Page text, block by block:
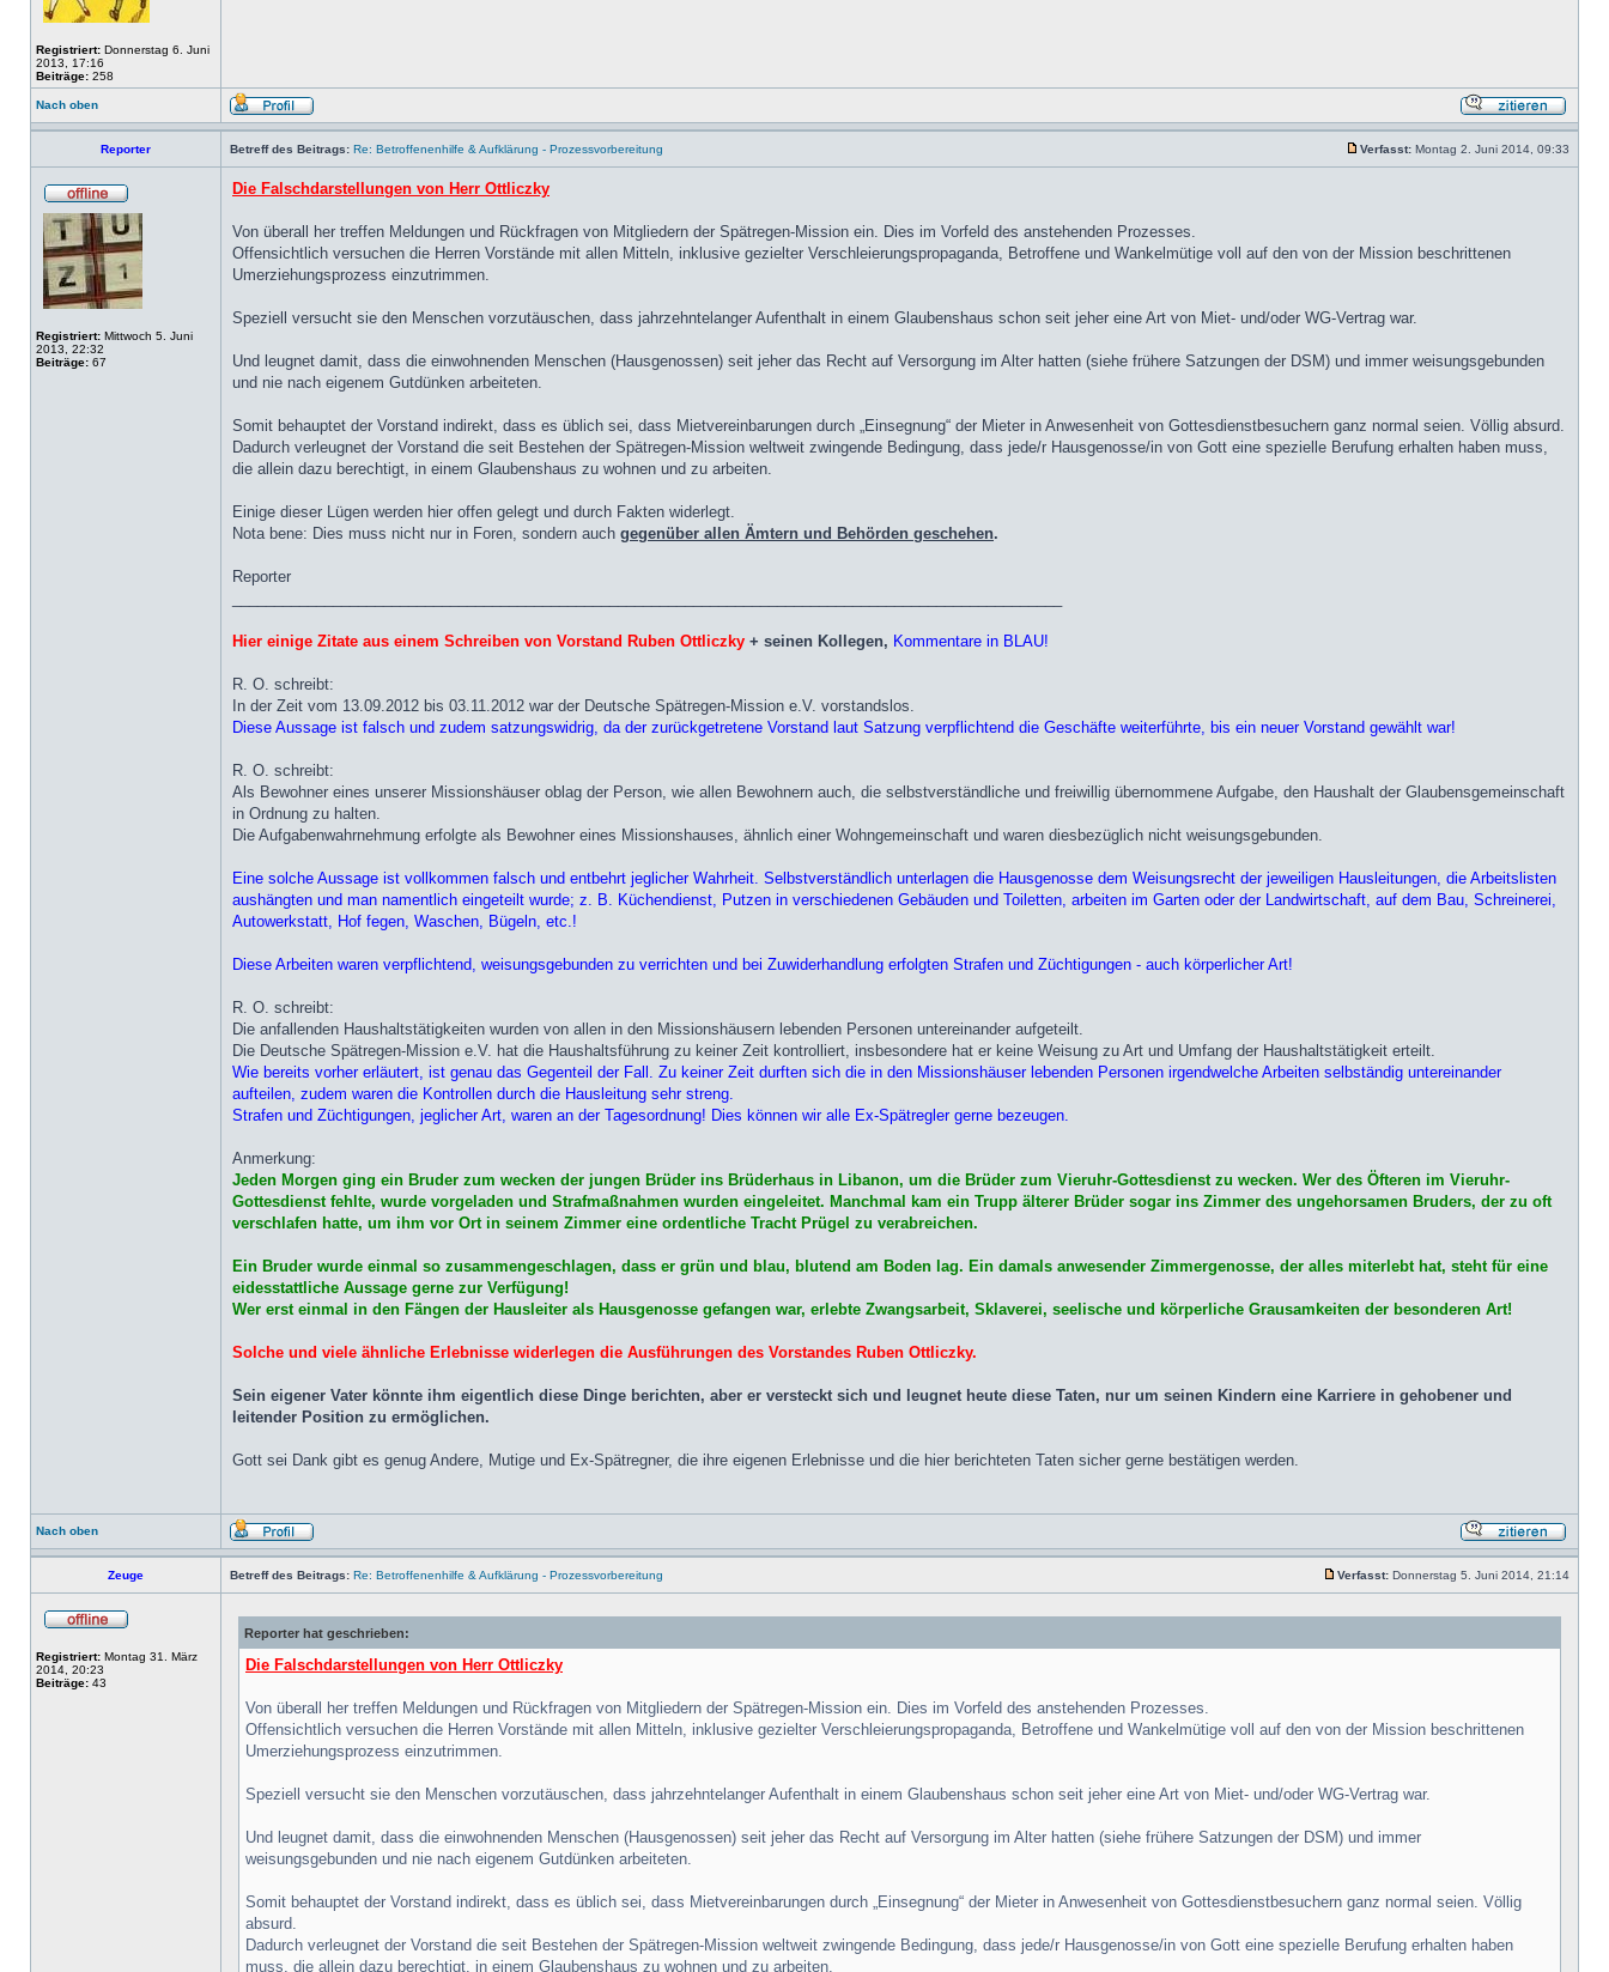
Registriert: Donnerstag 6. Juni
2013, 17:16
Beiträge: 258
Nach oben
Reporter Betreff des Beitrags: Re: Betroffenenhilfe & Aufklärung - Prozessvorbereitung Verfasst: Montag 2. Juni 2014, 09:33
Registriert: Mittwoch 5. Juni
2013, 22:32
Beiträge: 67
Die Falschdarstellungen von Herr Ottliczky
Von überall her treffen Meldungen und Rückfragen von Mitgliedern der Spätregen-Mission ein. Dies im Vorfeld des anstehenden Prozesses.
Offensichtlich versuchen die Herren Vorstände mit allen Mitteln, inklusive gezielter Verschleierungspropaganda, Betroffene und Wankelmütige voll auf den von der Mission beschrittenen
Umerziehungsprozess einzutrimmen.
Speziell versucht sie den Menschen vorzutäuschen, dass jahrzehntelanger Aufenthalt in einem Glaubenshaus schon seit jeher eine Art von Miet- und/oder WG-Vertrag war.
Und leugnet damit, dass die einwohnenden Menschen (Hausgenossen) seit jeher das Recht auf Versorgung im Alter hatten (siehe frühere Satzungen der DSM) und immer weisungsgebunden
und nie nach eigenem Gutdünken arbeiteten.
Somit behauptet der Vorstand indirekt, dass es üblich sei, dass Mietvereinbarungen durch „Einsegnung“ der Mieter in Anwesenheit von Gottesdienstbesuchern ganz normal seien. Völlig absurd.
Dadurch verleugnet der Vorstand die seit Bestehen der Spätregen-Mission weltweit zwingende Bedingung, dass jede/r Hausgenosse/in von Gott eine spezielle Berufung erhalten haben muss,
die allein dazu berechtigt, in einem Glaubenshaus zu wohnen und zu arbeiten.
Einige dieser Lügen werden hier offen gelegt und durch Fakten widerlegt.
Nota bene: Dies muss nicht nur in Foren, sondern auch gegenüber allen Ämtern und Behörden geschehen.
Reporter
Hier einige Zitate aus einem Schreiben von Vorstand Ruben Ottliczky + seinen Kollegen, Kommentare in BLAU!
R. O. schreibt:
In der Zeit vom 13.09.2012 bis 03.11.2012 war der Deutsche Spätregen-Mission e.V. vorstandslos.
Diese Aussage ist falsch und zudem satzungswidrig, da der zurückgetretene Vorstand laut Satzung verpflichtend die Geschäfte weiterführte, bis ein neuer Vorstand gewählt war!
R. O. schreibt:
Als Bewohner eines unserer Missionshäuser oblag der Person, wie allen Bewohnern auch, die selbstverständliche und freiwillig übernommene Aufgabe, den Haushalt der Glaubensgemeinschaft
in Ordnung zu halten.
Die Aufgabenwahrnehmung erfolgte als Bewohner eines Missionshauses, ähnlich einer Wohngemeinschaft und waren diesbezüglich nicht weisungsgebunden.
Eine solche Aussage ist vollkommen falsch und entbehrt jeglicher Wahrheit. Selbstverständlich unterlagen die Hausgenosse dem Weisungsrecht der jeweiligen Hausleitungen, die Arbeitslisten
aushängten und man namentlich eingeteilt wurde; z. B. Küchendienst, Putzen in verschiedenen Gebäuden und Toiletten, arbeiten im Garten oder der Landwirtschaft, auf dem Bau, Schreinerei,
Autowerkstatt, Hof fegen, Waschen, Bügeln, etc.!
Diese Arbeiten waren verpflichtend, weisungsgebunden zu verrichten und bei Zuwiderhandlung erfolgten Strafen und Züchtigungen - auch körperlicher Art!
R. O. schreibt:
Die anfallenden Haushaltstätigkeiten wurden von allen in den Missionshäusern lebenden Personen untereinander aufgeteilt.
Die Deutsche Spätregen-Mission e.V. hat die Haushaltsführung zu keiner Zeit kontrolliert, insbesondere hat er keine Weisung zu Art und Umfang der Haushaltstätigkeit erteilt.
Wie bereits vorher erläutert, ist genau das Gegenteil der Fall. Zu keiner Zeit durften sich die in den Missionshäuser lebenden Personen irgendwelche Arbeiten selbständig untereinander
aufteilen, zudem waren die Kontrollen durch die Hausleitung sehr streng.
Strafen und Züchtigungen, jeglicher Art, waren an der Tagesordnung! Dies können wir alle Ex-Spätregler gerne bezeugen.
Anmerkung:
Jeden Morgen ging ein Bruder zum wecken der jungen Brüder ins Brüderhaus in Libanon, um die Brüder zum Vieruhr-Gottesdienst zu wecken. Wer des Öfteren im Vieruhr-
Gottesdienst fehlte, wurde vorgeladen und Strafmaßnahmen wurden eingeleitet. Manchmal kam ein Trupp älterer Brüder sogar ins Zimmer des ungehorsamen Bruders, der zu oft
verschlafen hatte, um ihm vor Ort in seinem Zimmer eine ordentliche Tracht Prügel zu verabreichen.
Ein Bruder wurde einmal so zusammengeschlagen, dass er grün und blau, blutend am Boden lag. Ein damals anwesender Zimmergenosse, der alles miterlebt hat, steht für eine
eidesstattliche Aussage gerne zur Verfügung!
Wer erst einmal in den Fängen der Hausleiter als Hausgenosse gefangen war, erlebte Zwangsarbeit, Sklaverei, seelische und körperliche Grausamkeiten der besonderen Art!
Solche und viele ähnliche Erlebnisse widerlegen die Ausführungen des Vorstandes Ruben Ottliczky.
Sein eigener Vater könnte ihm eigentlich diese Dinge berichten, aber er versteckt sich und leugnet heute diese Taten, nur um seinen Kindern eine Karriere in gehobener und
leitender Position zu ermöglichen.
Gott sei Dank gibt es genug Andere, Mutige und Ex-Spätregner, die ihre eigenen Erlebnisse und die hier berichteten Taten sicher gerne bestätigen werden.
Nach oben
Zeuge Betreff des Beitrags: Re: Betroffenenhilfe & Aufklärung - Prozessvorbereitung Verfasst: Donnerstag 5. Juni 2014, 21:14
Registriert: Montag 31. März
2014, 20:23
Beiträge: 43
Reporter hat geschrieben:
Die Falschdarstellungen von Herr Ottliczky
Von überall her treffen Meldungen und Rückfragen von Mitgliedern der Spätregen-Mission ein. Dies im Vorfeld des anstehenden Prozesses.
Offensichtlich versuchen die Herren Vorstände mit allen Mitteln, inklusive gezielter Verschleierungspropaganda, Betroffene und Wankelmütige voll auf den von der Mission beschrittenen
Umerziehungsprozess einzutrimmen.
Speziell versucht sie den Menschen vorzutäuschen, dass jahrzehntelanger Aufenthalt in einem Glaubenshaus schon seit jeher eine Art von Miet- und/oder WG-Vertrag war.
Und leugnet damit, dass die einwohnenden Menschen (Hausgenossen) seit jeher das Recht auf Versorgung im Alter hatten (siehe frühere Satzungen der DSM) und immer
weisungsgebunden und nie nach eigenem Gutdünken arbeiteten.
Somit behauptet der Vorstand indirekt, dass es üblich sei, dass Mietvereinbarungen durch „Einsegnung“ der Mieter in Anwesenheit von Gottesdienstbesuchern ganz normal seien. Völlig
absurd.
Dadurch verleugnet der Vorstand die seit Bestehen der Spätregen-Mission weltweit zwingende Bedingung, dass jede/r Hausgenosse/in von Gott eine spezielle Berufung erhalten haben
muss, die allein dazu berechtigt, in einem Glaubenshaus zu wohnen und zu arbeiten.